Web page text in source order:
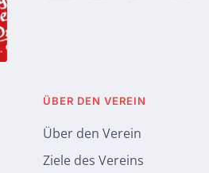
ÜBER DEN VEREIN
Über den Verein
Ziele des Vereins